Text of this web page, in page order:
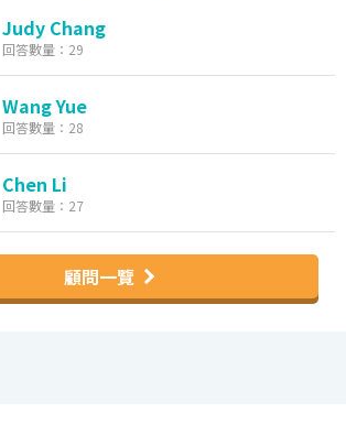
Judy Chang
回答數量：29
Wang Yue
回答數量：28
Chen Li
回答數量：27
顧問一覽